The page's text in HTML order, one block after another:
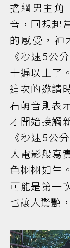
擔綱男主角
音，回想起
的感受，神
《秒速5公
十遍以上了
這次的邀請
石萌音則表
才開始接觸
《秒速5公
人電影般寫
色栩栩如生
可能是第一
也讓人驚艷